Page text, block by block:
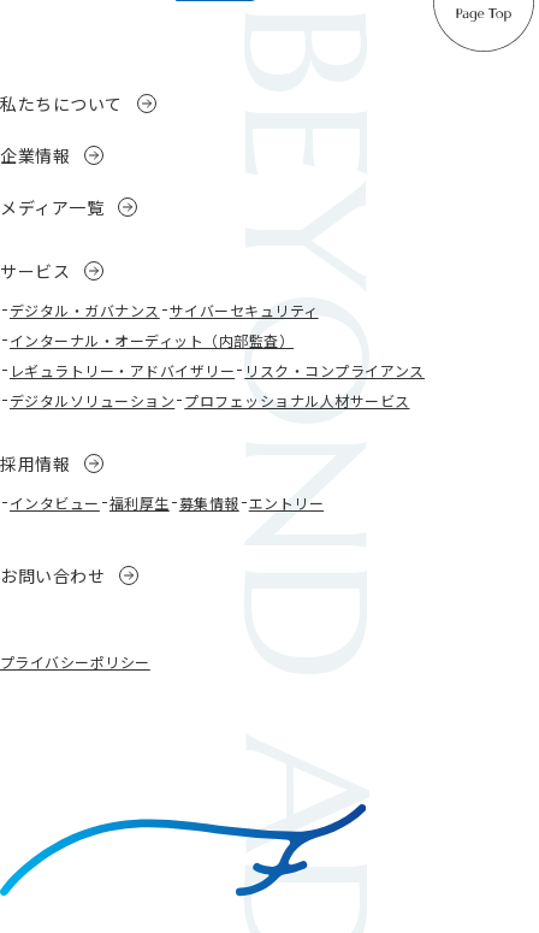
私たちについて
企業情報
メディア一覧
サービス
デジタル・ガバナンス サイバーセキュリティ
インターナル・オーディット（内部監査）
レギュラトリー・アドバイザリー
リスク・コンプライアンス
デジタルソリューション プロフェッショナル人材サービス
採用情報
インタビュー 福利厚生 募集情報 エントリー
お問い合わせ
プライバシーポリシー